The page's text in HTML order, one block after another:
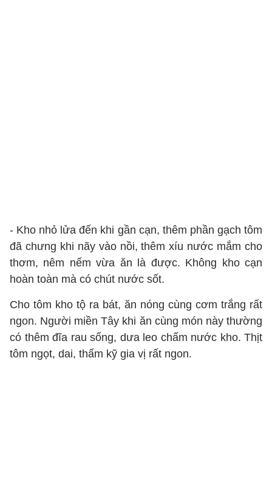
- Kho nhỏ lửa đến khi gần cạn, thêm phần gạch tôm
đã chưng khi nãy vào nồi, thêm xíu nước mắm cho
thơm, nêm nếm vừa ăn là được. Không kho cạn
hoàn toàn mà có chút nước sốt.
Cho tôm kho tộ ra bát, ăn nóng cùng cơm trắng rất
ngon. Người miền Tây khi ăn cùng món này thường
có thêm đĩa rau sống, dưa leo chấm nước kho. Thịt
tôm ngọt, dai, thấm kỹ gia vị rất ngon.